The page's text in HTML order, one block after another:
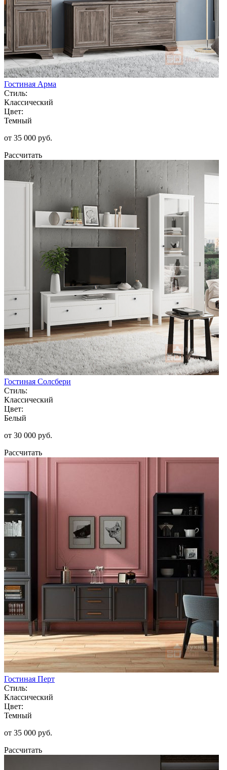
Гостиная Арма
Стиль:
Классический
Цвет:
Темный
от 35 000 руб.
Рассчитать
Гостиная Солсбери
Стиль:
Классический
Цвет:
Белый
от 30 000 руб.
Рассчитать
Гостиная Перт
Стиль:
Классический
Цвет:
Темный
от 35 000 руб.
Рассчитать